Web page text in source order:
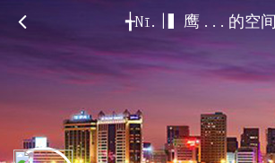
╅Nī.|▍鹰 ...的空间